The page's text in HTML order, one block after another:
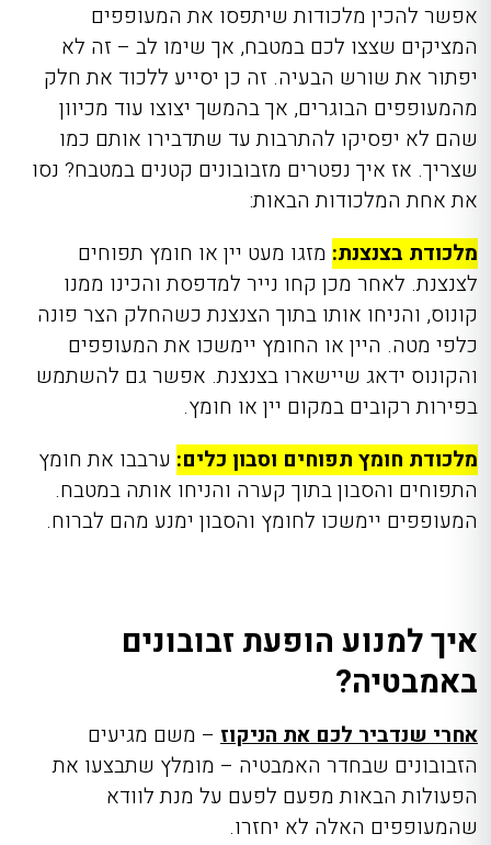
אפשר להכין מלכודות שיתפסו את המעופפים
המציקים שצצו לכם במטבח, אך שימו לב – זה לא
יפתור את שורש הבעיה. זה כן יסייע ללכוד את חלק
מהמעופפים הבוגרים, אך בהמשך יצוצו עוד מכיוון
שהם לא יפסיקו להתרבות עד שתדבירו אותם כמו
שצריך. אז איך נפטרים מזבובונים קטנים במטבח? נסו
את אחת המלכודות הבאות:
מלכודת בצנצנת: מזגו מעט יין או חומץ תפוחים
לצנצנת. לאחר מכן קחו נייר למדפסת והכינו ממנו
קונוס, והניחו אותו בתוך הצנצנת כשהחלק הצר פונה
כלפי מטה. היין או החומץ יימשכו את המעופפים
והקונוס ידאג שיישארו בצנצנת. אפשר גם להשתמש
בפירות רקובים במקום יין או חומץ.
מלכודת חומץ תפוחים וסבון כלים: ערבבו את חומץ
התפוחים והסבון בתוך קערה והניחו אותה במטבח.
המעופפים יימשכו לחומץ והסבון ימנע מהם לברוח.
איך למנוע הופעת זבובונים
באמבטיה?
אחרי שנדביר לכם את הניקוז – משם מגיעים
הזבובונים שבחדר האמבטיה – מומלץ שתבצעו את
הפעולות הבאות מפעם לפעם על מנת לוודא
שהמעופפים האלה לא יחזרו.